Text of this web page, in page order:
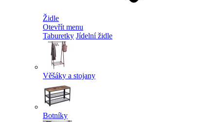
Židle
Otevřít menu
Taburetky Jídelní židle
Věšáky a stojany
Botníky